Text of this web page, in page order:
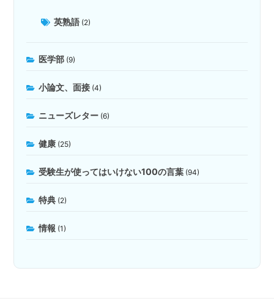
英熟語 (2)
医学部 (9)
小論文、面接 (4)
ニューズレター (6)
健康 (25)
受験生が使ってはいけない100の言葉 (94)
特典 (2)
情報 (1)